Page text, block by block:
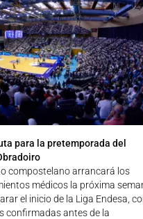
para la pretemporada del
compostelano arrancará los
médicos la próxima
el inicio de la Liga Endesa,
confirmadas antes de la